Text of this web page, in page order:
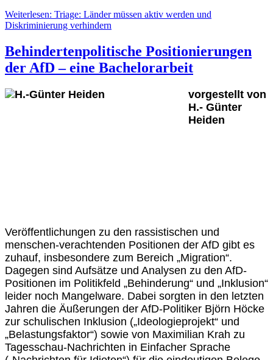
Weiterlesen: Triage: Länder müssen aktiv werden und
Diskriminierung verhindern
Behindertenpolitische Positionierungen
der AfD – eine Bachelorarbeit
vorgestellt von
H.- Günter
Heiden
Veröffentlichungen zu den rassistischen und
menschen-verachtenden Positionen der AfD gibt es
zuhauf, insbesondere zum Bereich „Migration“.
Dagegen sind Aufsätze und Analysen zu den AfD-
Positionen im Politikfeld „Behinderung“ und „Inklusion“
leider noch Mangelware. Dabei sorgten in den letzten
Jahren die Äußerungen der AfD-Politiker Björn Höcke
zur schulischen Inklusion („Ideologieprojekt“ und
„Belastungsfaktor“) sowie von Maximilian Krah zu
Tagesschau-Nachrichten in Einfacher Sprache